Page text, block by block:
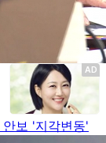
보 '지각변동'